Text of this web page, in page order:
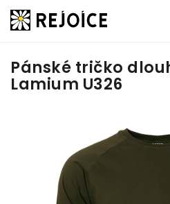
Pánské tričko
Lamium U326